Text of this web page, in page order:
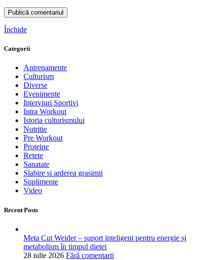
Închide
Categorii
Antrenamente
Culturism
Diverse
Evenimente
Interviuri Sportivi
Intra Workout
Istoria culturismului
Nutritie
Pre Workout
Proteine
Retete
Sanatate
Slabire si arderea grasimii
Suplimente
Video
Recent Posts
Meta Cut Weider – suport inteligent pentru energie și
metabolism în timpul dietei
28 iulie 2026 Fără comentarii